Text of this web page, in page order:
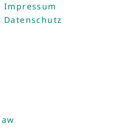
Impressum
Datenschutz